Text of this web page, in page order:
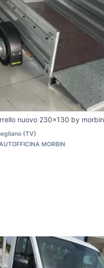
nuovo 230x130 by morbin
(TV)
MORBIN